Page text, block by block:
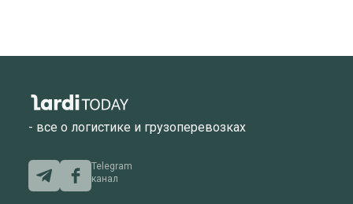
- все о логистике и грузоперевозках
Telegram
канал